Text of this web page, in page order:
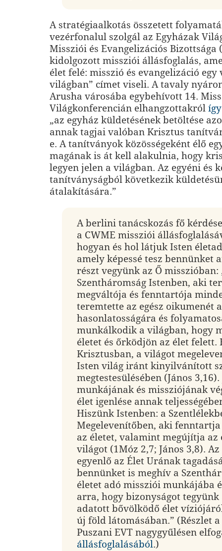
A stratégiaalkotás összetett
vezérfonalul szolgál az Egyházak
Missziói és Evangelizációs Bizottsága
kidolgozott missziói állásfoglalás,
élet felé: misszió és evangelizáció egy
világban” címet viseli. A tavaly
Arusha városába egybehívott 14.
Világkonferencián elhangzottakról
„az egyház küldetésének betöltése
annak tagjai valóban Krisztus
e. A tanítványok közösségeként élő
magának is át kell alakulnia, hogy
legyen jelen a világban. Az egyéni és
tanítványságból következik
átalakítására.”
A berlini tanácskozás fő
a CWME missziói
hogyan és hol látjuk Isten
amely képessé tesz bennünket
részt vegyünk az Ő misszióban:
Szentháromság Istenben, aki
megváltója és fenntartója
teremtette az egész oikumenét
hasonlatosságára és
munkálkodik a világban, hogy
életet és őrködjön az élet felett.
Krisztusban, a világot
Isten világ iránt kinyilvánított
megtestesülésében (János
munkájának és missziójának
élet igenlése annak
Hiszünk Istenben: a
Megelevenítőben, aki
az életet, valamint megújítja az
világot (1Móz 2,7; János 3,8).
egyenlő az Élet Urának
bennünket is meghív a
életet adó missziói munkájába
arra, hogy bizonyságot
adatott bővölködő élet
új föld látomásában.” (Részlet a
Puszani EVT nagygyűlésen
állásfoglalásából.)